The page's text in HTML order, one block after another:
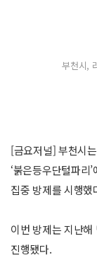
부천시,
[금요저널] 부천시
‘붉은등우단털파리
집중 방제를 시행했
이번 방제는 지난
진행됐다.